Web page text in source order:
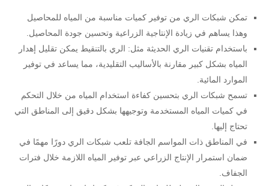
تمكن شبكات الري من توفير كميات مناسبة من المياه للمحاصيل
وهذا يساهم في زيادة الإنتاجية الزراعية وتحسين جودة المحاصيل.
باستخدام تقنيات الري الحديثة مثل: الري بالتنقيط يمكن تقليل إهدار
المياه بشكل كبير مقارنة بالأساليب التقليدية، مما يساعد في توفير
الموارد المائية.
تسمح شبكات الري بتحسين كفاءة استخدام المياه من خلال التحكم
في كميات المياه المستخدمة وتوجيهها بشكل دقيق إلى المناطق التي
تحتاج إليها.
في المناطق ذات المواسم الجافة تلعب شبكات الري دورًا مهمًا في
ضمان استمرار الإنتاج الزراعي عبر توفير المياه اللازمة خلال فترات
الجفاف.